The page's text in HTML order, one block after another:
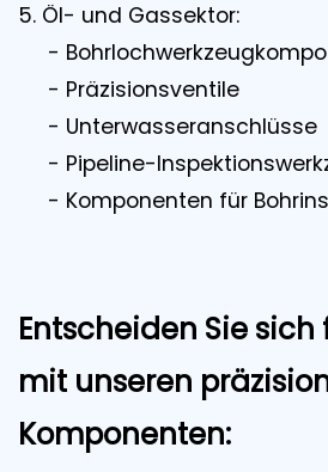
5. Öl- und Gassektor:
-
- Präzisionsventile
- Unterwasseranschlüsse
- Pipeline-
- Komponenten für
Entscheiden Sie sich
mit unseren
Komponenten: